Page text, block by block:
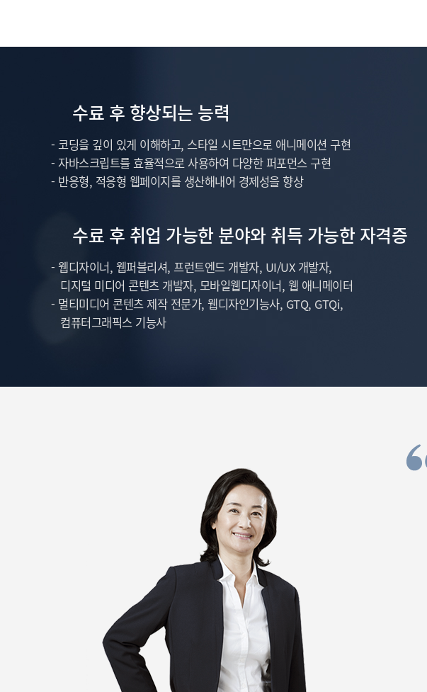
수료 후 향상되는 능력
- 코딩을 깊이 있게 이해하고, 스타일 시트만으로 애니메이션 구현
- 자바스크립트를 효율적으로 사용하여 다양한 퍼포먼스 구현
- 반응형, 적응형 웹페이지를 생산해내어 경제성을 향상
수료 후 취업 가능한 분야와 취득 가능한 자격증
- 웹디자이너, 웹퍼블리셔, 프런트엔드 개발자, UI/UX 개발자,
디지털 미디어 콘텐츠 개발자, 모바일웹디자이너, 웹 애니메이터
- 멀티미디어 콘텐츠 제작 전문가, 웹디자인기능사, GTQ, GTQi,
컴퓨터그래픽스 기능사